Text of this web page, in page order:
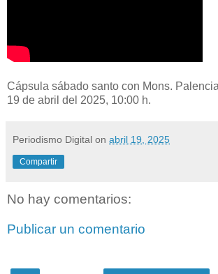
Cápsula sábado santo con Mons.
19 de abril del 2025, 10:00 h.
Periodismo Digital on abril 19, 2025
Compartir
No hay comentarios:
Publicar un comentario